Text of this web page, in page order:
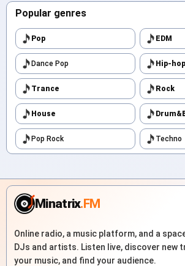
Popular genres
Pop EDM
Dance Pop Hip-
Trance Rock
House
Pop Rock Techno
Minatrix.FM
Online radio, a music platform, and a
DJs and artists. Listen live, discover new
your music, and find your audience.